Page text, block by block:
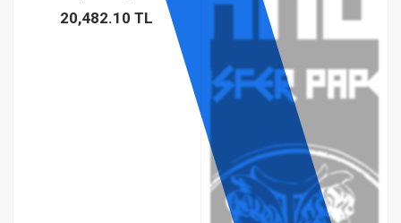
20,482.10 TL